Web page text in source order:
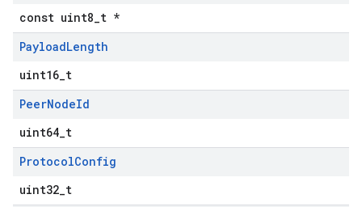
const uint8_t *
PayloadLength
uint16_t
PeerNodeId
uint64_t
ProtocolConfig
uint32_t